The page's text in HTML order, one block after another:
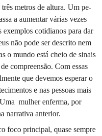
três metros de altura. Um pe­
a aumentar várias vezes
exemplos cotidianos para dar
não pode ser descrito nem
o mundo está cheio de sinais
compreensão. Com essas
que devemos esperar o
e nas pessoas mais
mulher enferma, por
narrativa anterior.
foco princi­pal, quase sempre